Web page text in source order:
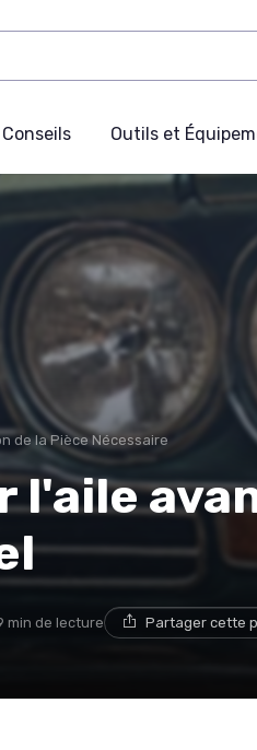
Outils et
de la Pièce Nécessaire
l'aile
min de lecture Partager cette